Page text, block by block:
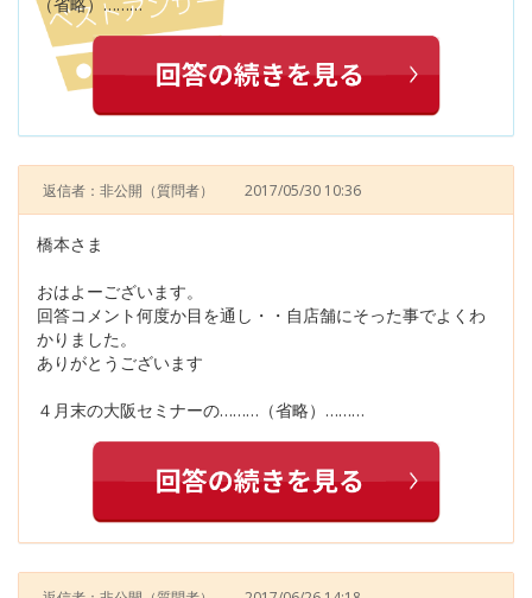
返信者：非公開 （質問者） 2017/05/30 10:36
橋本さま
おはよーございます。
回答コメント何度か目を通し・・自店舗にそった事でよくわ
かりました。
ありがとうございます
４月末の大阪セミナーの………（省略）………